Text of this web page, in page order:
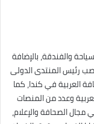
والفندقة، بالإضافة
رئيس المنتدى الدولى
العربية في كندا، كما
وعدد من المنصات
مجال الصحافة والإعلام،